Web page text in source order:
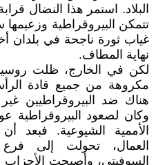
البلاد. استمر هذا النضال
تتمكن البيروقراطية
غياب ثورة ناجحة في بلدان
نهاية المطاف.
لكن في الخارج، ظلت روسيا
مكروهة من جميع قادة
هناك ضد البيروقراطيين
وكان لصعود
الأممية الشيوعية. فبعد
العمال، تحولت إلى فرع
السوفيتي، وأصبحت